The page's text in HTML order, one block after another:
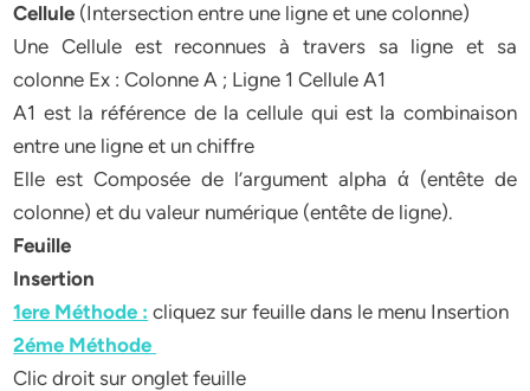
Cellule (Intersection entre une ligne et une colonne)
Une Cellule est reconnues à travers sa ligne et sa
colonne Ex : Colonne A ; Ligne 1 Cellule A1
A1 est la référence de la cellule qui est la combinaison
entre une ligne et un chiffre
Elle est Composée de l’argument alpha ά (entête de
colonne) et du valeur numérique (entête de ligne).
Feuille
Insertion
1ere Méthode : cliquez sur feuille dans le menu Insertion
2éme Méthode
Clic droit sur onglet feuille